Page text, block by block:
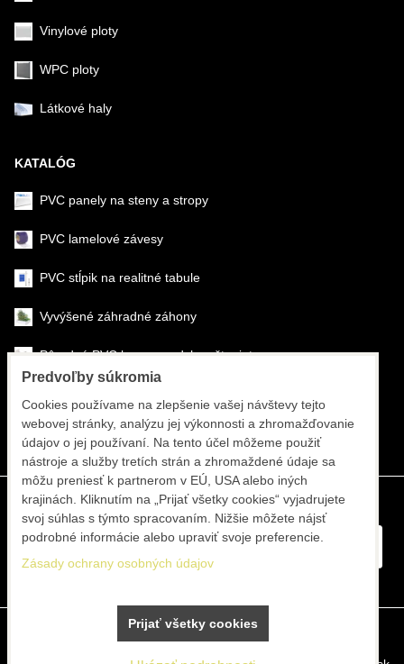
Vinylové ploty
WPC ploty
Látkové haly
KATALÓG
PVC panely na steny a stropy
PVC lamelové závesy
PVC stĺpik na realitné tabule
Vyvýšené záhradné záhony
Pôrodné PVC boxy na odchov šteniat
Športové systémy
Zásady ochrany osobných údajov
Predvoľby súkromia
Cookies používame na zlepšenie vašej návštevy tejto
webovej stránky, analýzu jej výkonnosti a zhromažďovanie
údajov o jej používaní. Na tento účel môžeme použiť
nástroje a služby tretích strán a zhromaždené údaje sa
môžu preniesť k partnerom v EÚ, USA alebo iných
krajinách. Kliknutím na „Prijať všetky cookies“ vyjadrujete
svoj súhlas s týmto spracovaním. Nižšie môžete nájsť
podrobné informácie alebo upraviť svoje preferencie.
Zásady ochrany osobných údajov
Prijať všetky cookies